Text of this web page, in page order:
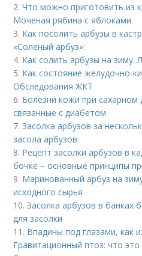
2.Что можно приготовить из
Моченая рябина с яблоками
3. Как посолить арбузы в
«Соленый арбуз»:
4. Как солить арбузы на зиму.
5. Как состояние желудочно-
Обследования ЖКТ
6. Болезни кожи при
связанные с диабетом
7.Засолка арбузов за
засола арбузов
8. Рецепт засолки арбузов в
бочке – основные принципы
9. Маринованный арбуз на
исходного сырья
10.Засолка арбузов в банках
для засолки
11. Впадины под глазами, как
Гравитационный птоз: что это